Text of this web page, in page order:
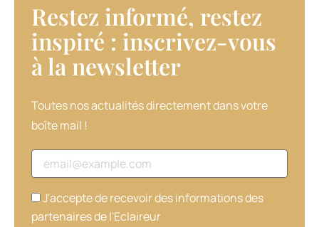
Restez informé, restez
inspiré : inscrivez-vous
à la newsletter​
Toutes nos actualités directement dans votre
boîte mail !
Adresse email
J'accepte de recevoir des informations des
partenaires de l'Eclaireur